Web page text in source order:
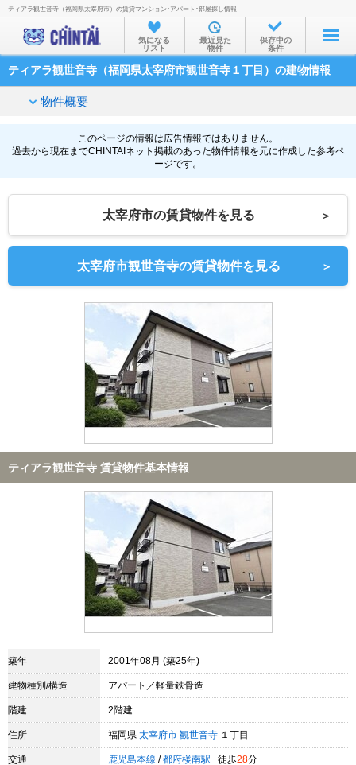
お部屋を探す
沿線・駅から
通勤通学時間から
物件特集から
不動産会社から
TOP
ティアラ観世音寺（福岡県太宰府市）の賃貸マンション･アパート･部屋探し情報
気になる
リスト
最近見た
物件
保存中の
条件
ティアラ観世音寺（福岡県太宰府市観世音寺１丁目）の建物情報
物件概要
このページの情報は広告情報ではありません。
過去から現在までCHINTAIネット掲載のあった物件情報を元に作成した参考ペ
ージです。
太宰府市の賃貸物件を見る ＞
太宰府市観世音寺の賃貸物件を見る ＞
ティアラ観世音寺 賃貸物件基本情報
築年 2001年08月 (築25年)
建物種別/構造 アパート／軽量鉄骨造
階建 2階建
住所 福岡県 太宰府市 観世音寺 １丁目
交通 鹿児島本線 / 都府楼南駅 徒歩28分